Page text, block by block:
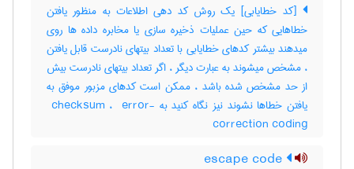
[کد خطایابی] یک روش کد دهی اطلاعات به منظور یافتن
خطاهایی که حین عملیات ذخیره سازی یا مخابره داده ها روی
میدهند بیشتر کدهای خطایابی با تعداد بیتهای نادرست قابل یافتن
، مشخص میشوند به عبارت دیگر ، اگر تعداد بیتهای نادرست بیش
از حد مشخص شده باشد ، ممکن است کدهای مزبور موفق به
یافتن خطاها نشوند نیز نگاه کنید به ‎ checksum ، ‎ error-
correction coding